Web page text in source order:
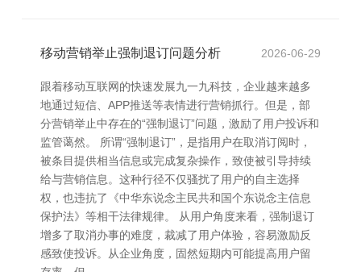
移动营销举止强制退订问题分析 2026-06-29
跟着移动互联网的快速发展九一九科技，企业越来越多
地通过短信、APP推送等表情进行营销抓行。但是，部
分营销举止中存在的“强制退订”问题，激励了用户投诉和
监管蔼然。 所谓“强制退订”，是指用户在取消订阅时，
被条目提供相当信息或完成复杂操作，致使被引导持续
给与营销信息。这种行径不仅骚扰了用户的自主选择
权，也违抗了《中华东说念主民共和国个东说念主信息
保护法》等相干法律规律。 从用户角度来看，强制退订
增多了取消办事的难度，裁减了用户体验，容易激励反
感致使投诉。从企业角度，固然短期内可能提高用户留